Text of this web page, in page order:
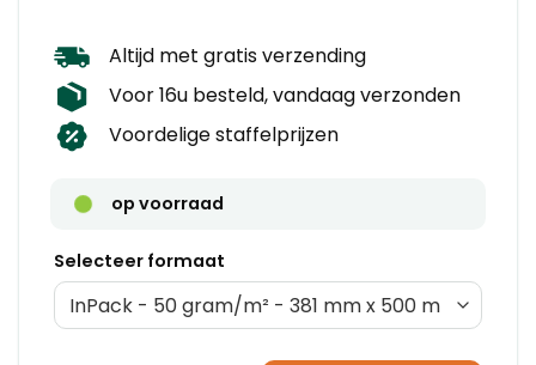
Altijd met gratis verzending
Voor 16u besteld, vandaag verzonden
Voordelige staffelprijzen
op voorraad
Selecteer formaat